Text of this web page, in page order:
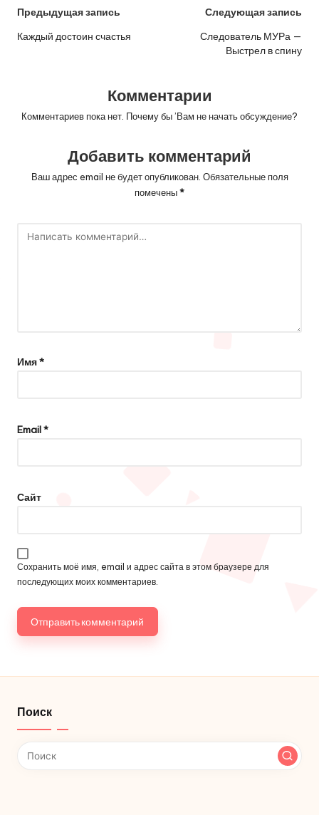
Навигация
по
Предыдущая запись
Каждый достоин счастья
Следующая запись
Следователь МУРа —
Выстрел в спину
Комментарии
Комментариев пока нет. Почему бы ’Вам не начать обсуждение?
Добавить комментарий
Ваш адрес email не будет опубликован. Обязательные поля
помечены*
Имя*
Email*
Сайт
Сохранить моё имя, email и адрес сайта в этом браузере для
последующих моих комментариев.
Поиск